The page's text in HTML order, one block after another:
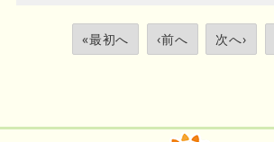
«最初へ ‹前へ 次へ›